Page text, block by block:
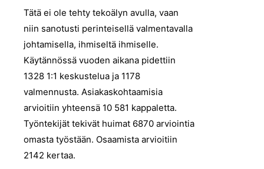
Tätä ei ole tehty tekoälyn avulla, vaan
niin sanotusti perinteisellä valmentavalla
johtamisella, ihmiseltä ihmiselle.
Käytännössä vuoden aikana pidettiin
1328 1:1 keskustelua ja 1178
valmennusta. Asiakaskohtaamisia
arvioitiin yhteensä 10 581 kappaletta.
Työntekijät tekivät huimat 6870 arviointia
omasta työstään. Osaamista arvioitiin
2142 kertaa.